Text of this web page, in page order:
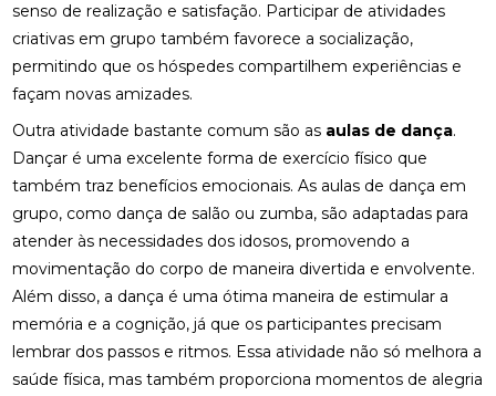
senso de realização e satisfação. Participar de atividades
criativas em grupo também favorece a socialização,
permitindo que os hóspedes compartilhem experiências e
façam novas amizades.
Outra atividade bastante comum são as aulas de dança.
Dançar é uma excelente forma de exercício físico que
também traz benefícios emocionais. As aulas de dança em
grupo, como dança de salão ou zumba, são adaptadas para
atender às necessidades dos idosos, promovendo a
movimentação do corpo de maneira divertida e envolvente.
Além disso, a dança é uma ótima maneira de estimular a
memória e a cognição, já que os participantes precisam
lembrar dos passos e ritmos. Essa atividade não só melhora a
saúde física, mas também proporciona momentos de alegria